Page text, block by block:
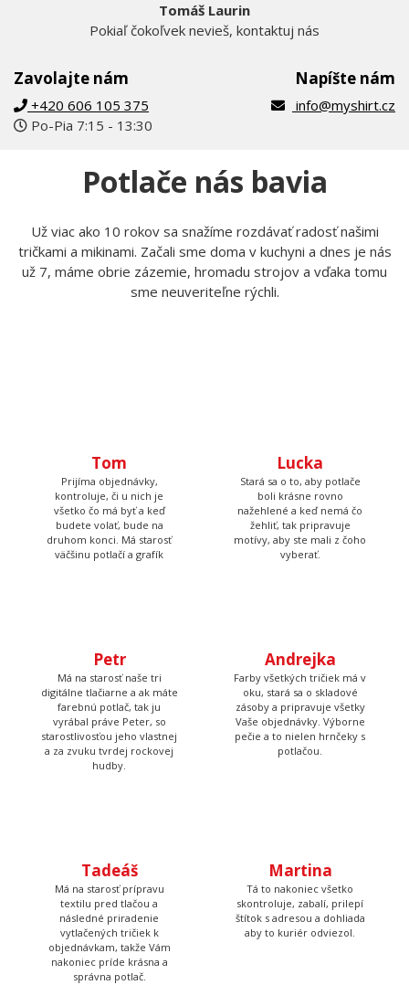
Zavolajte nám
+420 606 105 375
Po-Pia 7:15 - 13:30
Tomáš Laurin
Pokiaľ čokoľvek nevieš, kontaktuj nás
Napíšte nám
info@myshirt.cz
Potlače nás bavia
Už viac ako 10 rokov sa snažíme rozdávať radosť našimi
tričkami a mikinami. Začali sme doma v kuchyni a dnes je nás
už 7, máme obrie zázemie, hromadu strojov a vďaka tomu
sme neuveriteľne rýchli.
všetko čo má byť a keď
budete volať, bude na
druhom konci. Má starosť
väčšinu potlačí a grafík
Lucka
Stará sa o to, aby potlače
boli krásne rovno
nažehlené a keď nemá čo
žehliť, tak pripravuje
motívy, aby ste mali z čoho
vyberať.
Petr
Má na starosť naše tri
digitálne tlačiarne a ak máte
farebnú potlač, tak ju
vyrábal práve Peter, so
starostlivosťou jeho vlastnej
a za zvuku tvrdej rockovej
hudby.
Andrejka
Farby všetkých tričiek má v
oku, stará sa o skladové
zásoby a pripravuje všetky
Vaše objednávky. Výborne
pečie a to nielen hrnčeky s
potlačou.
Tadeáš
Má na starosť prípravu
textilu pred tlačou a
následné priradenie
vytlačených tričiek k
objednávkam, takže Vám
nakoniec príde krásna a
správna potlač.
Martina
Tá to nakoniec všetko
skontroluje, zabalí, prilepí
štítok s adresou a dohliada
aby to kuriér odviezol.